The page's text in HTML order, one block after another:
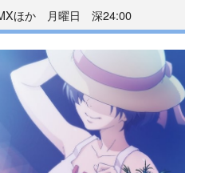
ほか 月曜日 深24:00